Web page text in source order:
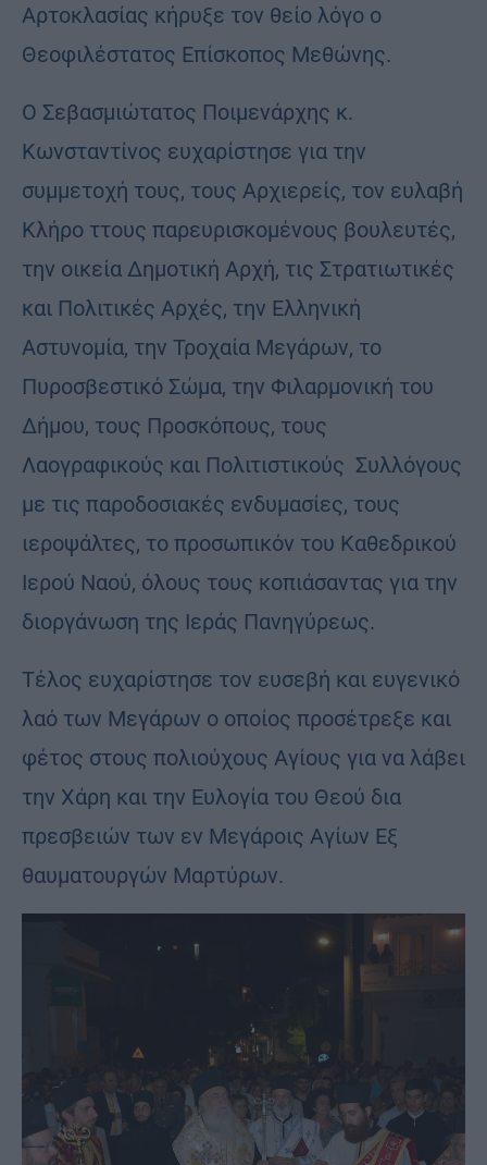
Αρτοκλασίας κήρυξε τον θείο λόγο ο
Θεοφιλέστατος Επίσκοπος Μεθώνης.
Ο Σεβασμιώτατος Ποιμενάρχης κ.
Κωνσταντίνος ευχαρίστησε για την
συμμετοχή τους, τους Αρχιερείς, τον ευλαβή
Κλήρο ττους παρευρισκομένους βουλευτές,
την οικεία Δημοτική Αρχή, τις Στρατιωτικές
και Πολιτικές Αρχές, την Ελληνική
Αστυνομία, την Τροχαία Μεγάρων, το
Πυροσβεστικό Σώμα, την Φιλαρμονική του
Δήμου, τους Προσκόπους, τους
Λαογραφικούς και Πολιτιστικούς Συλλόγους
με τις παροδοσιακές ενδυμασίες, τους
ιεροψάλτες, το προσωπικόν του Καθεδρικού
Ιερού Ναού, όλους τους κοπιάσαντας για την
διοργάνωση της Ιεράς Πανηγύρεως.
Τέλος ευχαρίστησε τον ευσεβή και ευγενικό
λαό των Μεγάρων ο οποίος προσέτρεξε και
φέτος στους πολιούχους Αγίους για να λάβει
την Χάρη και την Ευλογία του Θεού δια
πρεσβειών των εν Μεγάροις Αγίων Εξ
θαυματουργών Μαρτύρων.